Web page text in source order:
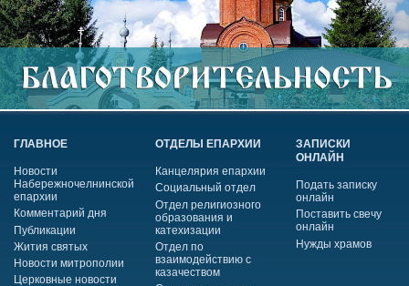
ГЛАВНОЕ
Новости
Набережночелнинской
епархии
Комментарий дня
Публикации
Жития святых
Новости митрополии
Церковные новости
ОТДЕЛЫ ЕПАРХИИ
Канцелярия епархии
Социальный отдел
Отдел религиозного
образования и
катехизации
Отдел по
взаимодействию с
казачеством
ЗАПИСКИ
ОНЛАЙН
Подать записку
онлайн
Поставить свечу
онлайн
Нужды храмов